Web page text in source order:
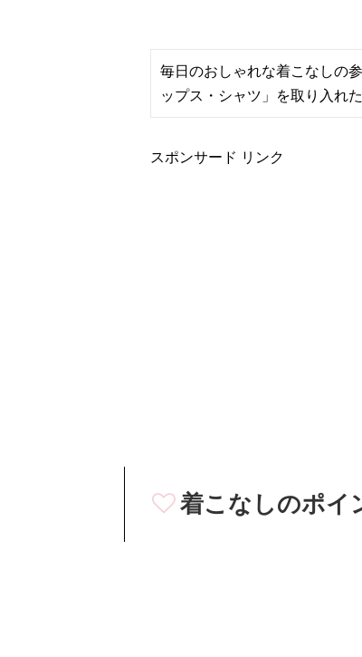
毎日のおしゃれな着こなしの
ップス・シャツ」を取り入れ
スポンサード リンク
着こなしのポイ